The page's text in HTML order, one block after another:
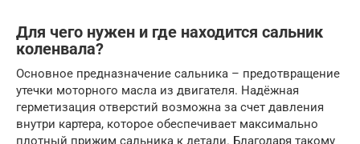
Для чего нужен и где находится сальник
коленвала?
Основное предназначение сальника – предотвращение
утечки моторного масла из двигателя. Надёжная
герметизация отверстий возможна за счет давления
внутри картера, которое обеспечивает максимально
плотный прижим сальника к детали. Благодаря такому